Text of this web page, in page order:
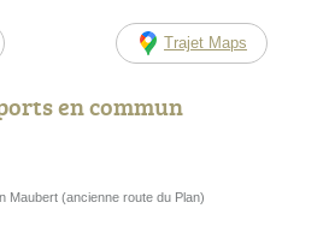
Trajet Maps
en commun
Maubert (ancienne route du Plan)